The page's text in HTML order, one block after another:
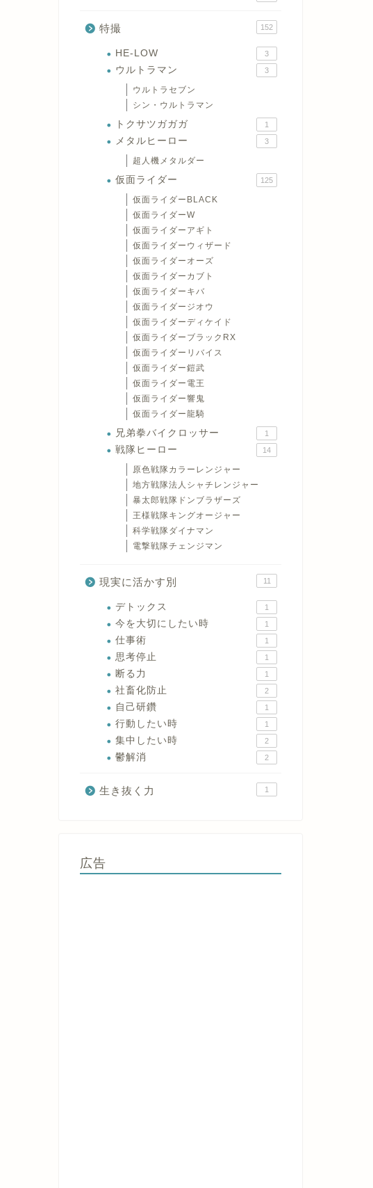
特撮 152
HE-LOW 3
ウルトラマン 3
ウルトラセブン
シン・ウルトラマン
トクサツガガガ 1
メタルヒーロー 3
超人機メタルダー
仮面ライダー 125
仮面ライダーBLACK
仮面ライダーW
仮面ライダーアギト
仮面ライダーウィザード
仮面ライダーオーズ
仮面ライダーカブト
仮面ライダーキバ
仮面ライダージオウ
仮面ライダーディケイド
仮面ライダーブラックRX
仮面ライダーリバイス
仮面ライダー鎧武
仮面ライダー電王
仮面ライダー響鬼
仮面ライダー龍騎
兄弟拳バイクロッサー 1
戦隊ヒーロー 14
原色戦隊カラーレンジャー
地方戦隊法人シャチレンジャー
暴太郎戦隊ドンブラザーズ
王様戦隊キングオージャー
科学戦隊ダイナマン
電撃戦隊チェンジマン
現実に活かす別 11
デトックス 1
今を大切にしたい時 1
仕事術 1
思考停止 1
断る力 1
社畜化防止 2
自己研鑽 1
行動したい時 1
集中したい時 2
鬱解消 2
生き抜く力 1
広告